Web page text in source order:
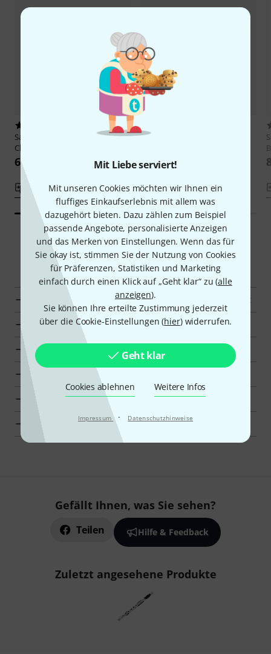
Mit Liebe serviert!
Mit unseren Cookies möchten wir Ihnen ein
fluffiges Einkaufserlebnis mit allem was
dazugehört bieten. Dazu zählen zum Beispiel
passende Angebote, personalisierte Anzeigen
und das Merken von Einstellungen. Wenn das für
Sie okay ist, stimmen Sie der Nutzung von Cookies
für Präferenzen, Statistiken und Marketing
einfach durch einen Klick auf „Geht klar“ zu (alle
anzeigen).
Sie können Ihre erteilte Zustimmung jederzeit
über die Cookie-Einstellungen (hier) widerrufen.
Geht klar
Cookies ablehnen Weitere Infos
Impressum · Datenschutzhinweise
Sandner
Soprano 80 Standard
Cb Black
62 €
Vergleichen
Sandner
62 €
Vergleichen
Smart Navigator
Sandner Marching Holzblasinstrumente zur Übersicht
Zur Kategorie Marching Holzblasinstrumente
Zur Kategorie Marching Blasinstrumente
Zur Kategorie Blasinstrumente
Detaillierte Herstellerinfos für Sandner
Sandner Blasinstrumente zur Übersicht
Gefällt Ihnen, was Sie sehen?
Teilen Hilfe & Feedback
Zuletzt angesehene Produkte